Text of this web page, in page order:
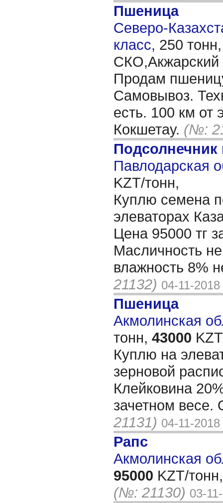
Пшеница
Северо-
класс, 250
СКО,Акжарский
Продам
Самовывоз.
есть. 100 км от
Кокшетау. (№:
Павлодарская
KZT/тонн,
Куплю семена
элеваторах
Цена 95000 тг
Масличность
влажность 8%
21132) 04-11-2018
Пшеница
Акмолинская
тонн, 43000
Куплю на
зерновой
Клейковина
зачетном
21131) 04-11-2018
Рапс
Акмолинская
95000 KZT/тонн,
(№: 21130) 03-